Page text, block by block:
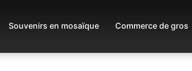
Souvenirs en mosaïque Commerce de gros